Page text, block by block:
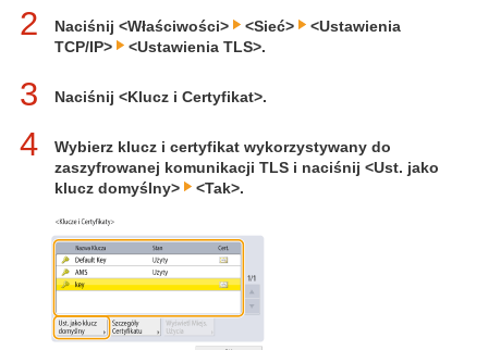
2 Naciśnij <Właściwości> <Sieć>
<Ustawienia
TCP/IP>
<Ustawienia TLS>.
3 Naciśnij <Klucz i Certyfikat>.
4
Wybierz klucz i certyfikat wykorzystywany do
zaszyfrowanej komunikacji TLS i naciśnij <Ust. jako
klucz domyślny>
<Tak>.